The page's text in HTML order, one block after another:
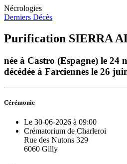
Nécrologies
Derniers Décès
Purification SIERRA
née à Castro (Espagne) le 24
décédée à Farciennes le 26
Cérémonie
Le 30-06-2026 à 09:00
Crématorium de Charleroi
Rue des Nutons 329
6060 Gilly